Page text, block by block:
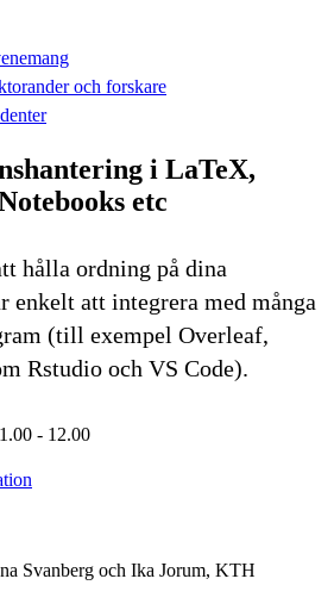
och forskare
i LaTeX,
etc
hålla ordning på dina
enkelt att integrera med många
(till exempel Overleaf,
Rstudio och VS Code).
- 12.00
Svanberg och Ika Jorum, KTH